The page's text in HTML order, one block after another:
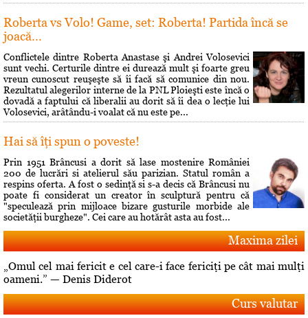
Roberta vs Volo! Game, set: Roberta! Partida încă se
joacă...
Conflictele dintre Roberta Anastase şi Andrei Volosevici
sunt vechi. Certurile dintre ei durează mult şi foarte greu
vreun cunoscut reuşeşte să îi facă să comunice din nou.
Rezultatul alegerilor interne de la PNL Ploieşti este încă o
dovadă a faptului că liberalii au dorit să îi dea o lecţie lui
Volosevici, arâtându-i voalat că nu este pe...
Hai să îţi spun o poveste!
Prin 1951 Brâncusi a dorit să lase mostenire României
200 de lucrări si atelierul său parizian. Statul român a
respins oferta. A fost o sedinţă si s-a decis că Brâncusi nu
poate fi considerat un creator în sculptură pentru că
"speculează prin mijloace bizare gusturile morbide ale
societăţii burgheze". Cei care au hotărât asta au fost...
Maxima zilei
„Omul cel mai fericit e cel care-i face fericiţi pe cât mai mulţi
oameni.” — Denis Diderot
Curs valutar